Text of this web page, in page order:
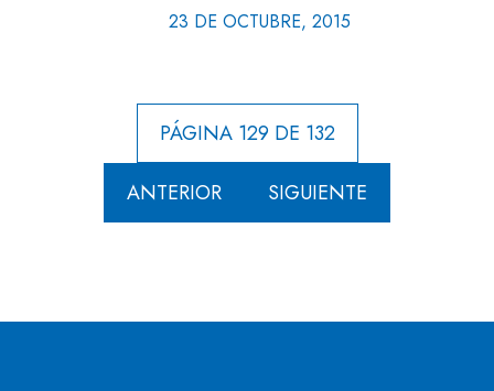
23 DE OCTUBRE, 2015
PÁGINA 129 DE 132
ANTERIOR SIGUIENTE